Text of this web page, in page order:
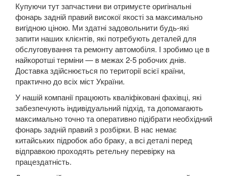
Mondeo Mk4 (CA2)
Mondeo Mk5
Mustang V
Mustang VI (S550)
Mustang Mach-E
S-Max Mk1 (CA1)
S-Max Mk2
Transit V
Купуючи тут запчастини ви отримуєте оригінальні
фонарь задній правий високої якості за максимально
вигідною ціною. Ми здатні задовольнити будь-які
запити наших клієнтів, які потребують деталей для
обслуговування та ремонту автомобіля. І зробимо це в
найкоротші терміни — в межах 2-5 робочих днів.
Доставка здійснюється по території всієї країни,
практично до всіх міст України.
У нашій компанії працюють кваліфіковані фахівці, які
забезпечують індивідуальний підхід, та допомагають
максимально точно та оперативно підібрати необхідний
фонарь задній правий з розбірки. В нас немає
китайських підробок або браку, а всі деталі перед
відправкою проходять ретельну перевірку на
працездатність.